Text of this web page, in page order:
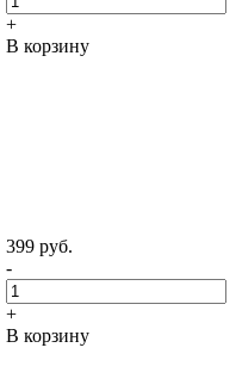
+
В корзину
399 руб.
-
+
В корзину